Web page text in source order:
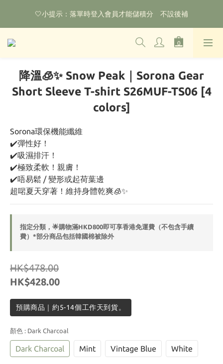
🌟購物滿HKD800即可享香港免運費（不包含手續費）*部分商品
除外
🤍小提示：落單時登入會員才能儲積分　不設後補
‼️2026.1.6 起使用網站新系統！點擊查看舊會員安排‼️
降溫🧊✨ Snow Peak｜Sorona Gear
Short Sleeve T-shirt S26MUF-TS06 [4
colors]
Sorona環保機能纖維
✔️彈性好！
✔️吸濕排汗！
✔️極致柔軟！親膚！
✔️唔易鬆 / 變形或起荷葉邊
超啱夏天穿著！維持身體乾爽🧊✨
指定分類，🌟購物滿HKD800即可享香港免運費（不包含手續
費）*部分商品包括韓國棉被除外
HK$478.00
HK$428.00
預購商品｜約5-14個工作天到貨。
顏色 : Dark Charcoal
Dark Charcoal Mint Vintage Blue White